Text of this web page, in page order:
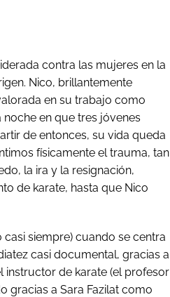
contra las mujeres en la
Nico, brillantemente
en su trabajo como
en que tres jóvenes
de entonces, su vida queda
físicamente el trauma, tan
la ira y la resignación,
de karate, hasta que Nico
casi siempre) cuando se centra
casi documental, gracias a
instructor de karate (el profesor
gracias a Sara Fazilat como